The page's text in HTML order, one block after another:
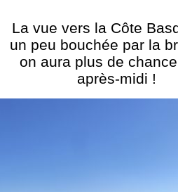
La vue vers la Côte
un peu bouchée par la
on aura plus de
après-midi !